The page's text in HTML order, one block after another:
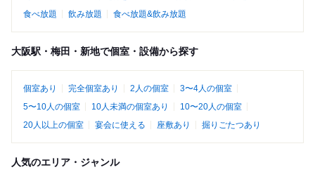
食べ放題
飲み放題 食べ放題&飲み放題
大阪駅・梅田・新地で個室・設備から探す
個室あり 完全個室あり 2人の個室
3〜4人の個室
5〜10人の個室
10人未満の個室あり
10〜20人の個室
20人以上の個室
宴会に使える 座敷あり 掘りごたつあり
人気のエリア・ジャンル